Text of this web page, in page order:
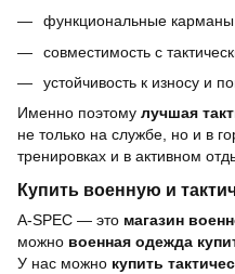
функциональные
совместимость с
устойчивость к износу и
Именно поэтому лучшая
не только на службе, но и в
тренировках и в активном
Купить военную и
A-SPEC — это магазин
можно военная одежда
У нас можно купить